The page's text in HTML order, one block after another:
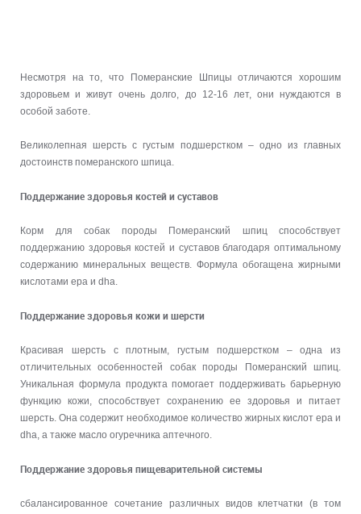
Несмотря на то, что Померанские Шпицы отличаются хорошим
здоровьем и живут очень долго, до 12-16 лет, они нуждаются в
особой заботе.
Великолепная шерсть с густым подшерстком – одно из главных
достоинств померанского шпица.
Поддержание здоровья костей и суставов
Корм для собак породы Померанский шпиц способствует
поддержанию здоровья костей и суставов благодаря оптимальному
содержанию минеральных веществ. Формула обогащена жирными
кислотами epa и dha.
Поддержание здоровья кожи и шерсти
Красивая шерсть с плотным, густым подшерстком – одна из
отличительных особенностей собак породы Померанский шпиц.
Уникальная формула продукта помогает поддерживать барьерную
функцию кожи, способствует сохранению ее здоровья и питает
шерсть. Она содержит необходимое количество жирных кислот epa и
dha, а также масло огуречника аптечного.
Поддержание здоровья пищеварительной системы
сбалансированное сочетание различных видов клетчатки (в том